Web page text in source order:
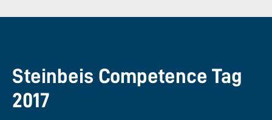
Steinbeis Competence Tag
2017